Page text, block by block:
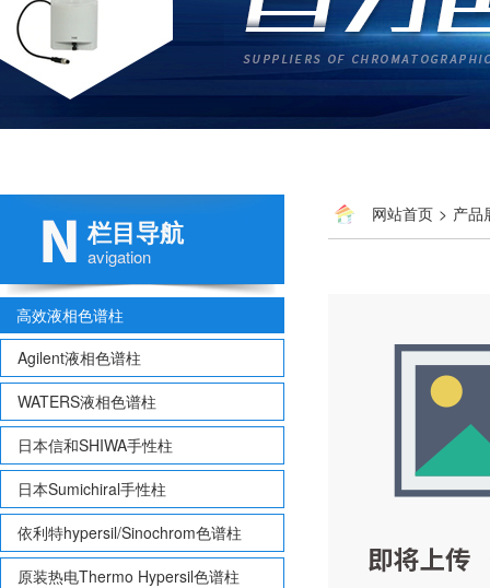
栏目导航
avigation
高效液相色谱柱
Agilent液相色谱柱
WATERS液相色谱柱
日本信和SHIWA手性柱
日本Sumichiral手性柱
依利特hypersil/Sinochrom色谱柱
原装热电Thermo Hypersil色谱柱
网站首页 > 产品